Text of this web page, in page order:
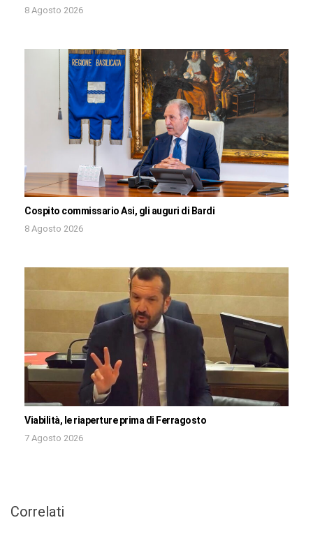
8 Agosto 2026
Cospito commissario Asi, gli auguri di Bardi
8 Agosto 2026
Viabilità, le riaperture prima di Ferragosto
7 Agosto 2026
Correlati